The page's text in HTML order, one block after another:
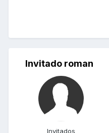
Invitado roman
Invitados